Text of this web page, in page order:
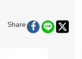
Share